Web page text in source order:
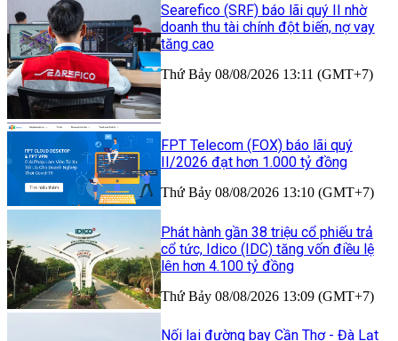
Searefico (SRF) báo lãi quý II nhờ
doanh thu tài chính đột biến, nợ vay
tăng cao
Thứ Bảy 08/08/2026 13:11 (GMT+7)
FPT Telecom (FOX) báo lãi quý
II/2026 đạt hơn 1.000 tỷ đồng
Thứ Bảy 08/08/2026 13:10 (GMT+7)
Phát hành gần 38 triệu cổ phiếu trả
cổ tức, Idico (IDC) tăng vốn điều lệ
lên hơn 4.100 tỷ đồng
Thứ Bảy 08/08/2026 13:09 (GMT+7)
Nối lại đường bay Cần Thơ - Đà Lạt